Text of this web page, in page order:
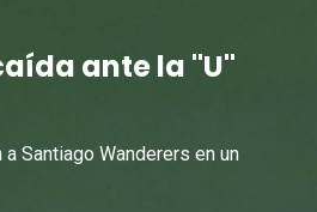
ante la "U"
Santiago Wanderers en un